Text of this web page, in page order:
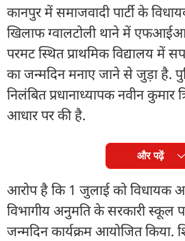
कानपुर में समाजवादी पार्टी के
खिलाफ ग्वालटोली थाने में
परमट स्थित प्राथमिक विद्यालय में
का जन्मदिन मनाए जाने से जुड़ा है.
निलंबित प्रधानाध्यापक नवीन कुमार
आधार पर की है.
और पढ़ें
आरोप है कि 1 जुलाई को विधायक
विभागीय अनुमति के सरकारी स्कूल
जन्मदिन कार्यक्रम आयोजित किया.